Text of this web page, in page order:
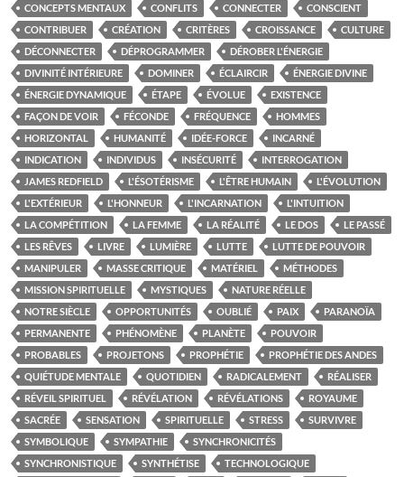
CONCEPTS MENTAUX
CONFLITS CONNECTER
CONSCIENT
CONTRIBUER
CRÉATION CRITÈRES CROISSANCE
CULTURE
DÉCONNECTER
DÉPROGRAMMER
DÉROBER L'ÉNERGIE
DIVINITÉ INTÉRIEURE
DOMINER ÉCLAIRCIR
ÉNERGIE DIVINE
ÉNERGIE DYNAMIQUE
ÉTAPE ÉVOLUE
EXISTENCE
FAÇON DE VOIR
FÉCONDE FRÉQUENCE
HOMMES
HORIZONTAL
HUMANITÉ IDÉE-FORCE
INCARNÉ
INDICATION
INDIVIDUS INSÉCURITÉ
INTERROGATION
JAMES REDFIELD
L'ÉSOTÉRISME L'ÊTRE HUMAIN
L'ÉVOLUTION
L'EXTÉRIEUR
L'HONNEUR L'INCARNATION
L'INTUITION
LA COMPÉTITION
LA FEMME LA RÉALITÉ LE DOS
LE PASSÉ
LES RÊVES
LIVRE LUMIÈRE LUTTE
LUTTE DE POUVOIR
MANIPULER
MASSE CRITIQUE MATÉRIEL
MÉTHODES
MISSION SPIRITUELLE
MYSTIQUES
NATURE RÉELLE
NOTRE SIÈCLE
OPPORTUNITÉS OUBLIÉ PAIX
PARANOÏA
PERMANENTE
PHÉNOMÈNE PLANÈTE
POUVOIR
PROBABLES
PROJETONS PROPHÉTIE
PROPHÉTIE DES ANDES
QUIÉTUDE MENTALE
QUOTIDIEN RADICALEMENT
RÉALISER
RÉVEIL SPIRITUEL
RÉVÉLATION RÉVÉLATIONS
ROYAUME
SACRÉE
SENSATION SPIRITUELLE STRESS
SURVIVRE
SYMBOLIQUE
SYMPATHIE
SYNCHRONICITÉS
SYNCHRONISTIQUE
SYNTHÉTISE
TECHNOLOGIQUE